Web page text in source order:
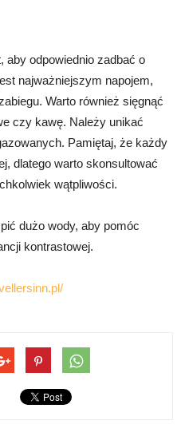
aby odpowiednio zadbać o
najważniejszym napojem,
Warto również sięgnąć
czy kawę. Należy unikać
Pamiętaj, że każdy
dlatego warto skonsultować
wątpliwości.
dużo wody, aby pomóc
kontrastowej.